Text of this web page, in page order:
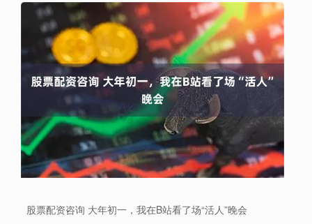
股票配资咨询 大年初一，我在B站看了场“活人”晚会